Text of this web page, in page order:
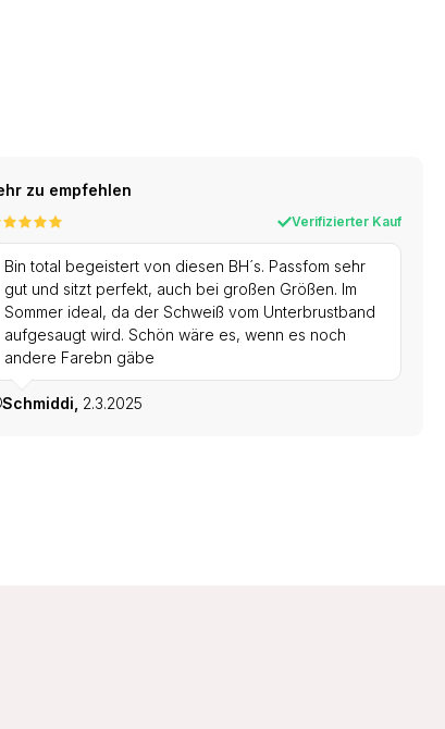
zu empfehlen
Verifizierter Kauf
Bin total begeistert von diesen BH´s. Passfom sehr
gut und sitzt perfekt, auch bei großen Größen. Im
Sommer ideal, da der Schweiß vom Unterbrustband
aufgesaugt wird. Schön wäre es, wenn es noch
andere Farebn gäbe
Schmiddi, 2.3.2025